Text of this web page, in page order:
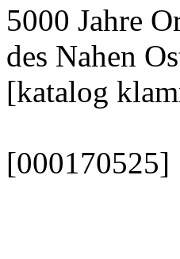
5000 Jahre
des Nahen
[katalog
[000170525]